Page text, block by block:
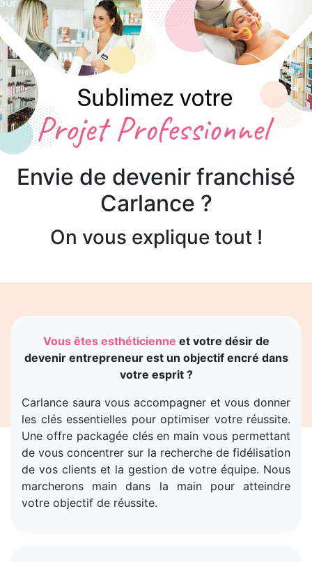
Envie de devenir franchisé
Carlance ?
On vous explique tout !
Vous êtes esthéticienne et votre désir de
devenir entrepreneur est un objectif encré dans
votre esprit ?
Carlance saura vous accompagner et vous donner
les clés essentielles pour optimiser votre réussite.
Une offre packagée clés en main vous permettant
de vous concentrer sur la recherche de fidélisation
de vos clients et la gestion de votre équipe. Nous
marcherons main dans la main pour atteindre
votre objectif de réussite.